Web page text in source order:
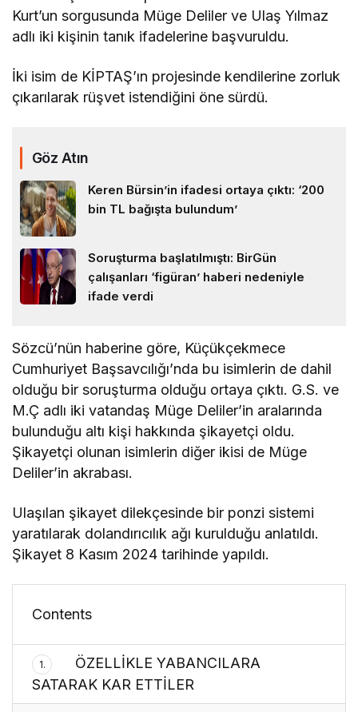
Kurt’un sorgusunda Müge Deliler ve Ulaş Yılmaz
adlı iki kişinin tanık ifadelerine başvuruldu.
İki isim de KİPTAŞ’ın projesinde kendilerine zorluk
çıkarılarak rüşvet istendiğini öne sürdü.
Göz Atın
Keren Bürsin’in ifadesi ortaya çıktı: ‘200
bin TL bağışta bulundum’
Soruşturma başlatılmıştı: BirGün
çalışanları ‘figüran’ haberi nedeniyle
ifade verdi
Sözcü’nün haberine göre, Küçükçekmece
Cumhuriyet Başsavcılığı’nda bu isimlerin de dahil
olduğu bir soruşturma olduğu ortaya çıktı. G.S. ve
M.Ç adlı iki vatandaş Müge Deliler’in aralarında
bulunduğu altı kişi hakkında şikayetçi oldu.
Şikayetçi olunan isimlerin diğer ikisi de Müge
Deliler’in akrabası.
Ulaşılan şikayet dilekçesinde bir ponzi sistemi
yaratılarak dolandırıcılık ağı kurulduğu anlatıldı.
Şikayet 8 Kasım 2024 tarihinde yapıldı.
Contents
1.
ÖZELLİKLE YABANCILARA
SATARAK KAR ETTİLER